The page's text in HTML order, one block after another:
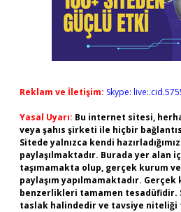
Reklam ve İletişim: Skype:
Yasal Uyarı: Bu internet sitesi,
veya şahıs şirketi ile hiçbir
Sitede yalnızca kendi
paylaşılmaktadır. Burada yer alan
taşımamakta olup, gerçek kurum
paylaşım yapılmamaktadır.
benzerlikleri tamamen
taslak halindedir ve tavsiye niteliği